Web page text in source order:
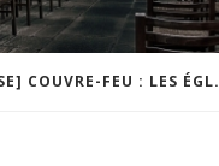
[PRESSE]